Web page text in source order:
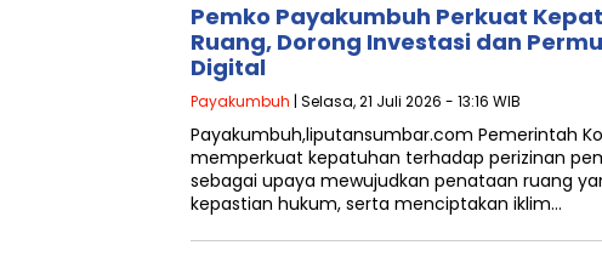
Pemko Payakumbuh Perkuat
Ruang, Dorong Investasi dan
Digital
Payakumbuh | Selasa, 21 Juli 2026 - 13:16 WIB
Payakumbuh,liputansumbar.com Pemerintah
memperkuat kepatuhan terhadap perizinan
sebagai upaya mewujudkan penataan ruang
kepastian hukum, serta menciptakan iklim…